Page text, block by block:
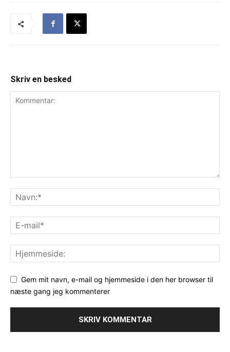
Skriv en besked
Gem mit navn, e-mail og hjemmeside i den her browser til
næste gang jeg kommenterer